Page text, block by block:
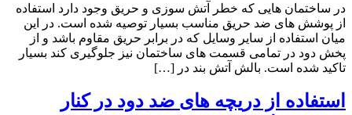
در ساختمان هایی که خطر آتش سوزی و حریق وجود دارد استفاده
از پوشش های ضد حریق مناسب بسیار توصیه شده است. در این
میان استفاده از سایر وسایل که در برابر حریق مقاوم باشد و از
پخش دود در تمامی قسمت های ساختمان نیز جلوگیری کند بسیار
تاکید شده است. بالش آتش بند در […]
استفاده از دریچه های ضد دود در کنار